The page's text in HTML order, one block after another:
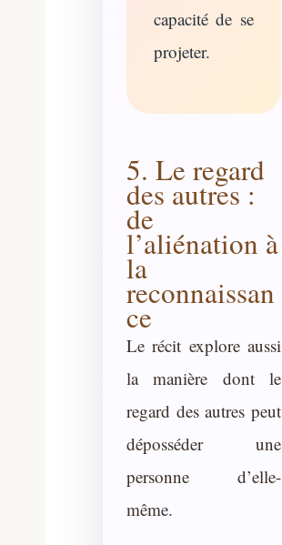
capacité de se
projeter.
5. Le regard
des autres :
de
l’aliénation à
la
reconnaissan
ce
Le récit explore aussi
la manière dont le
regard des autres peut
déposséder une
personne d’elle-
même.